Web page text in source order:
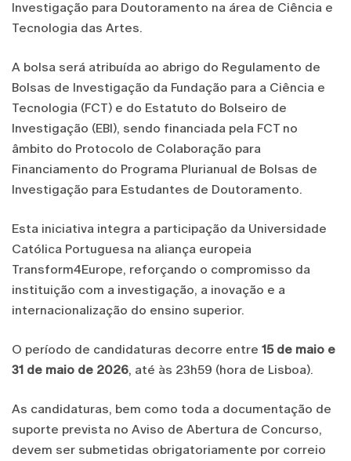
Investigação para Doutoramento na área de Ciência e
Tecnologia das Artes.
A bolsa será atribuída ao abrigo do Regulamento de
Bolsas de Investigação da Fundação para a Ciência e
Tecnologia (FCT) e do Estatuto do Bolseiro de
Investigação (EBI), sendo financiada pela FCT no
âmbito do Protocolo de Colaboração para
Financiamento do Programa Plurianual de Bolsas de
Investigação para Estudantes de Doutoramento.
Esta iniciativa integra a participação da Universidade
Católica Portuguesa na aliança europeia
Transform4Europe, reforçando o compromisso da
instituição com a investigação, a inovação e a
internacionalização do ensino superior.
O período de candidaturas decorre entre 15 de maio e
31 de maio de 2026, até às 23h59 (hora de Lisboa).
As candidaturas, bem como toda a documentação de
suporte prevista no Aviso de Abertura de Concurso,
devem ser submetidas obrigatoriamente por correio